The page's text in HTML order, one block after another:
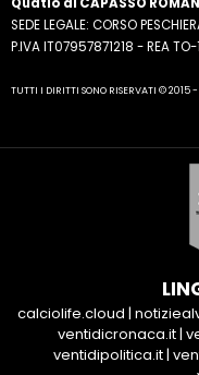
SEDE LEGALE: CORSO
P.IVA IT07957871218 - REA
TUTTI I DIRITTI SONO RISERVATI ©
calciolife.cloud |
ventidicronaca.it|
ventidipolitica.it|